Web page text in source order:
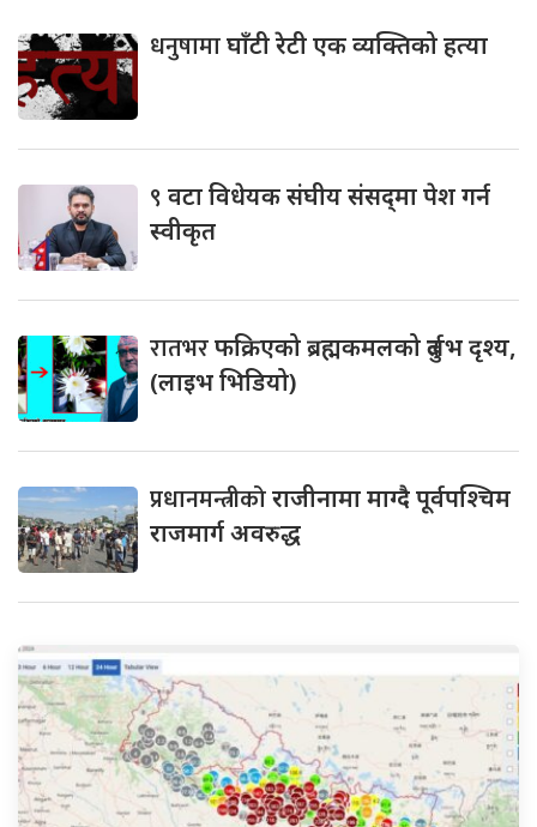
धनुषामाघाँटी रेटी एक व्यक्तिको हत्या
९ वटा विधेयक संघीय संसद्‌मा पेश गर्न
स्वीकृत
रातभरफक्रिएको ब्रह्मकमलको दुर्लभ दृश्य,
(लाइभ भिडियो)
प्रधानमन्त्रीकोराजीनामा माग्दै पूर्वपश्चिम
राजमार्ग अवरुद्ध